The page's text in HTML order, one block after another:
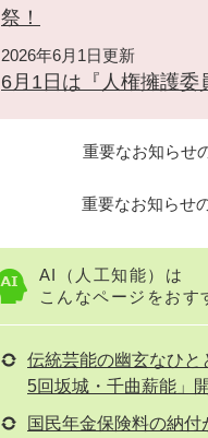
祭！
2026年6月1日更新
6月1日は『人権擁護委
重要なお知らせ
重要なお知らせ
AI（人工知能）は
こんなページをおす
伝統芸能の幽玄なひと
5回坂城・千曲薪能」
国民年金保険料の納付